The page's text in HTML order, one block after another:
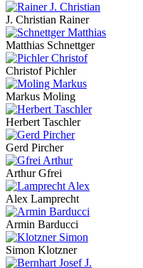
J. Christian Rainer
Matthias Schnettger
Christof Pichler
Markus Moling
Herbert Taschler
Gerd Pircher
Arthur Gfrei
Alex Lamprecht
Armin Barducci
Simon Klotzner